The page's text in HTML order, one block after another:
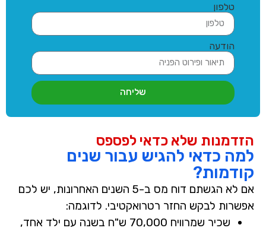
טלפון
הודעה
שליחה
הזדמנות שלא כדאי לפספס
למה כדאי להגיש עבור שנים
קודמות?
אם לא הגשתם דוח מס ב-5 השנים האחרונות, יש לכם
אפשרות לבקש החזר רטרואקטיבי. לדוגמה:
שכיר שמרוויח 70,000 ש"ח
בשנה עם ילד אחד,